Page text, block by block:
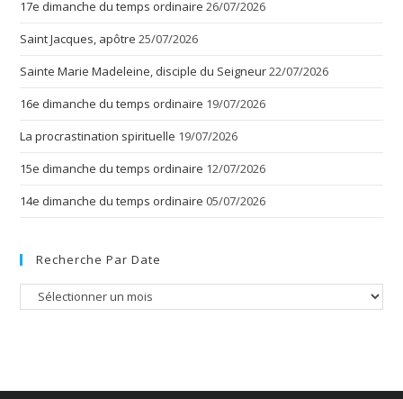
17e dimanche du temps ordinaire 26/07/2026
Saint Jacques, apôtre 25/07/2026
Sainte Marie Madeleine, disciple du Seigneur22/07/2026
16e dimanche du temps ordinaire 19/07/2026
La procrastination spirituelle 19/07/2026
15e dimanche du temps ordinaire 12/07/2026
14e dimanche du temps ordinaire 05/07/2026
Recherche Par Date
Recherche